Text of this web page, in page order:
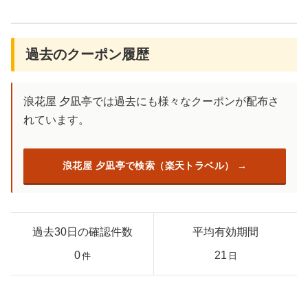
過去のクーポン履歴
浪花屋 夕凪亭では過去にも様々なクーポンが配布さ
れています。
浪花屋 夕凪亭で検索（楽天トラベル）
過去30日の確認件数
0件
平均有効期間
21 日